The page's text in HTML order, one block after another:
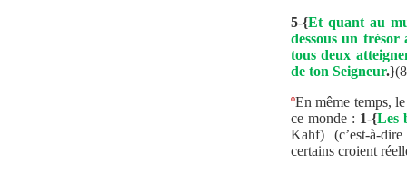
5-{Et quant au
dessous un
tous deux
de ton Seigneur.}
ºEn même temps,
ce monde : 1-{Les
Kahf)
(c’est-à-
certains croient